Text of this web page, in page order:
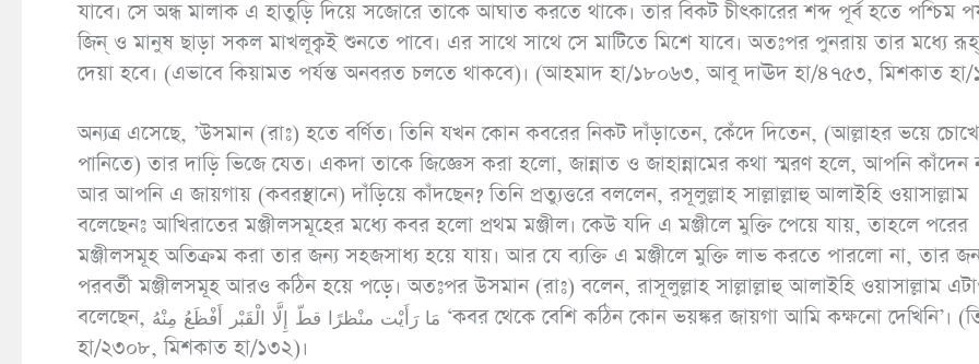
যাবে। সে অন্ধ মালাক এ হাতুড়ি দিয়ে সজোরে তাকে আঘাত করতে থাকে। তার বিকট চীৎকারের শব্দ পূর্ব হতে পশ্চিম
জিন্ ও মানুষ ছাড়া সকল মাখলূক্বই শুনতে পাবে। এর সাথে সাথে সে মাটিতে মিশে যাবে। অতঃপর পুনরায় তার মধ্যে
দেয়া হবে। (এভাবে কিয়ামত পর্যন্ত অনবরত চলতে থাকবে)। (আহমাদ হা/১৮০৬৩, আবূ দাঊদ হা/৪৭৫৩, মিশকাত
অন্যত্র এসেছে, ’উসমান (রাঃ) হতে বর্ণিত। তিনি যখন কোন কবরের নিকট দাঁড়াতেন, কেঁদে দিতেন, (আল্লাহর ভয়ে
পানিতে) তার দাড়ি ভিজে যেত। একদা তাকে জিজ্ঞেস করা হলো, জান্নাত ও জাহান্নামের কথা স্মরণ হলে, আপনি কাঁদেন
আর আপনি এ জায়গায় (কবরস্থানে) দাঁড়িয়ে কাঁদছেন? তিনি প্রত্যুত্তরে বললেন, রসূলুল্লাহ সাল্লাল্লাহু আলাইহি ওয়াসাল্লাম
বলেছেনঃ আখিরাতের মঞ্জীলসমূহের মধ্যে কবর হলো প্রথম মঞ্জীল। কেউ যদি এ মঞ্জীলে মুক্তি পেয়ে যায়, তাহলে পরের
মঞ্জীলসমূহ অতিক্রম করা তার জন্য সহজসাধ্য হয়ে যায়। আর যে ব্যক্তি এ মঞ্জীলে মুক্তি লাভ করতে পারলো না, তার
পরবর্তী মঞ্জীলসমূহ আরও কঠিন হয়ে পড়ে। অতঃপর উসমান (রাঃ) বলেন, রাসূলুল্লাহ সাল্লাল্লাহু আলাইহি ওয়াসাল্লাম
বলেছেন, مَا رَأَيْت منْظرًا قطّ إِلَّا الْقَبْر أَفْظَعُ مِنْهُ ‘কবর থেকে বেশি কঠিন কোন ভয়ঙ্কর জায়গা আমি কক্ষনো দেখিনি’। (তিরমিযী
হা/২৩০৮, মিশকাত হা/১৩২)।
রামাযান ও ছিয়াম
পিডিএফ ডাউনলোড করুন